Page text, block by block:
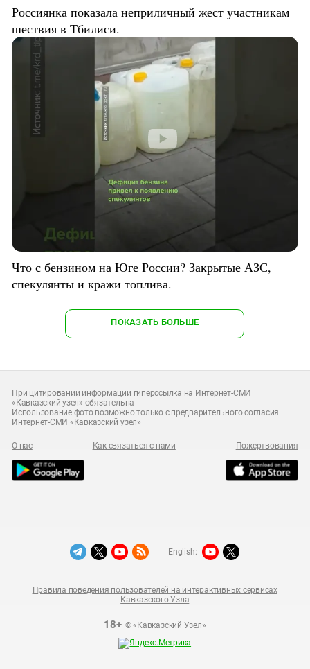
Россиянка показала неприличный жест участникам
шествия в Тбилиси.
Что с бензином на Юге России? Закрытые АЗС,
спекулянты и кражи топлива.
ПОКАЗАТЬ БОЛЬШЕ
При цитировании информации гиперссылка на Интернет-СМИ
«Кавказский узел» обязательна
Использование фото возможно только с предварительного согласия
Интернет-СМИ «Кавказский узел»
О нас Как связаться с нами Пожертвования
18+© «Кавказский Узел»
Правила поведения пользователей на интерактивных сервисах
Кавказского Узла
English: